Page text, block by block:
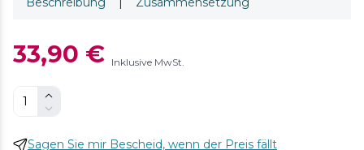
33,90 € Inklusive MwSt.
Sagen Sie mir Bescheid, wenn der Preis fällt